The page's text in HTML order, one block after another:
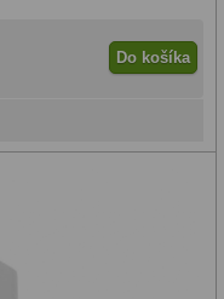
Do košíka